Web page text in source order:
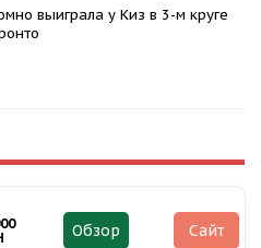
выиграла у Киз в 3-м круге
Обзор Сайт